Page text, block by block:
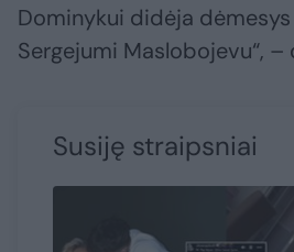
Dominykui didėja
Sergejumi Maslobojevu“, –
Susiję straipsniai